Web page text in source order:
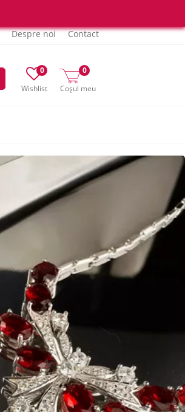
Despre noi Contact
Wishlist
0
Coșul meu
0